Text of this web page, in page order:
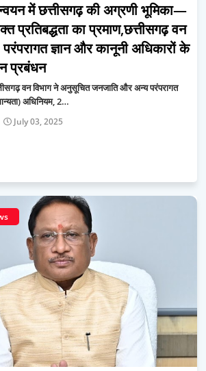
में छत्तीसगढ़ की अग्रणी भूमिका—
प्रतिबद्धता का प्रमाण,छत्तीसगढ़ वन
ज्ञान और कानूनी अधिकारों के
प्रबंधन
वन विभाग ने अनुसूचित जनजाति और अन्य परंपरागत
अधिनियम, 2…
July 03, 2025